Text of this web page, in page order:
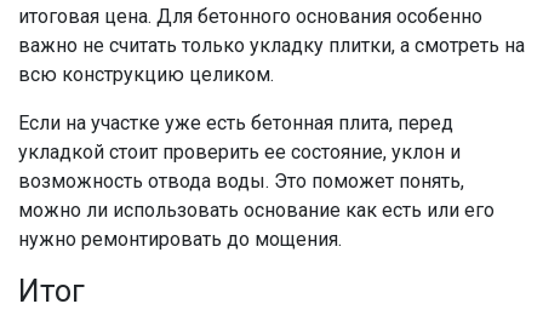
итоговая цена. Для бетонного основания особенно
важно не считать только укладку плитки, а смотреть на
всю конструкцию целиком.
Если на участке уже есть бетонная плита, перед
укладкой стоит проверить ее состояние, уклон и
возможность отвода воды. Это поможет понять,
можно ли использовать основание как есть или его
нужно ремонтировать до мощения.
Итог